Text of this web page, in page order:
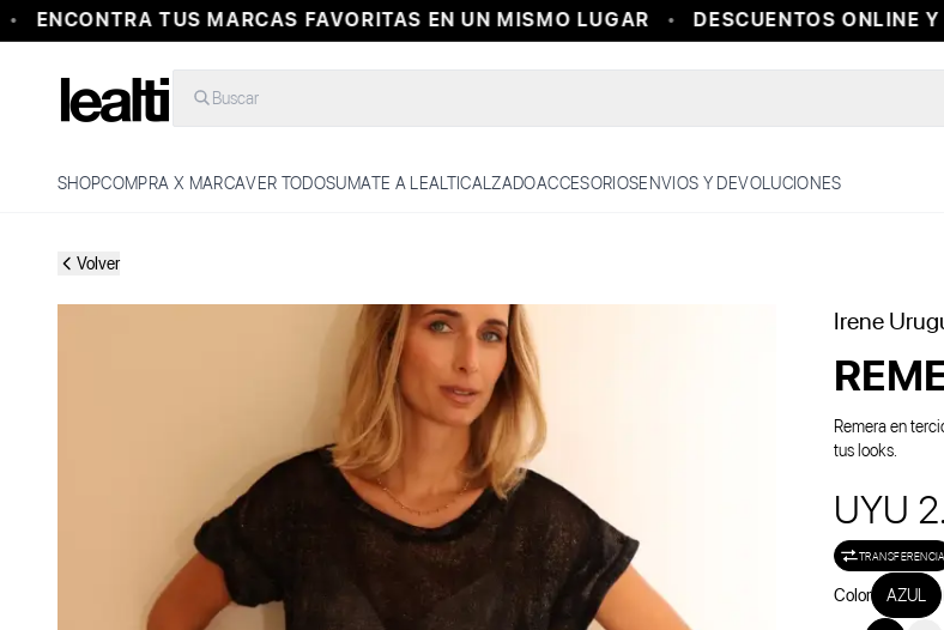
ENCONTRA TUS MARCAS FAVORITAS EN UN MISMO LUGAR DESCUENTOS ONLINE Y
Buscar
SHOPCOMPRA X MARCAVER TODOSUMATE A LEALTICALZADOACCESORIOSENVIOS Y DEVOLUCIONES
Volver
Irene
Remera en
tus looks.
UYU
TRANSFERENCIA
Color AZUL